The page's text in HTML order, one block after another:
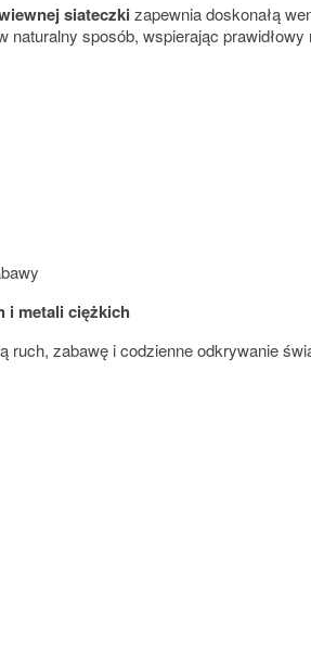
siateczki zapewnia doskonałą
naturalny sposób, wspierając
i metali ciężkich
ruch, zabawę i codzienne odkrywanie